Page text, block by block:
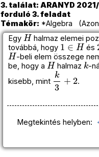
3. találat: ARANYD
forduló 3. feladat
Témakör: *Algebra
Egy
H
halmaz elemei
továbbá, hogy
1∈H
és
H
-beli elem összege
be, hogy a
H
halmaz
k
-
kisebb, mint
k3 2
.
Megtekintés helyben: